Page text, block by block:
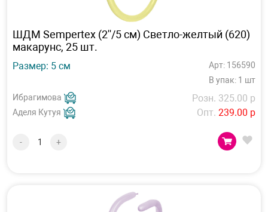
ШДМ Sempertex (2''/5 см) Светло-желтый (620)
макарунс, 25 шт.
Размер: 5 см
Арт: 156590
В упак: 1 шт
Ибрагимова
Аделя Кутуя
Розн. 325.00 р
Опт. 239.00 р
- +